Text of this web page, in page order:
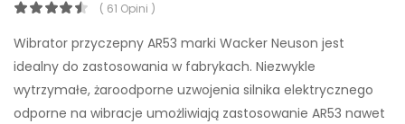
( 61 Opini )
Wibrator przyczepny AR53 marki Wacker Neuson jest
idealny do zastosowania w fabrykach. Niezwykle
wytrzymałe, żaroodporne uzwojenia silnika elektrycznego
odporne na wibracje umożliwiają zastosowanie AR53 nawet